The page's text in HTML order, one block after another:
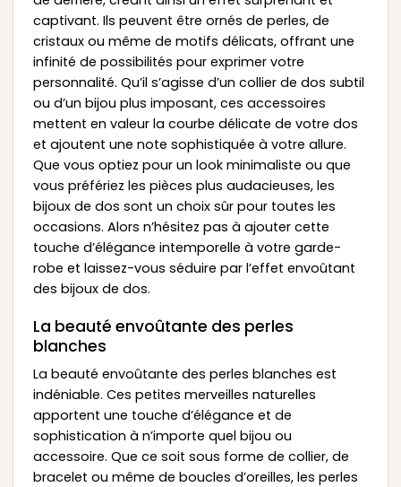
captivant. Ils peuvent être ornés de perles, de
cristaux ou même de motifs délicats, offrant une
infinité de possibilités pour exprimer votre
personnalité. Qu’il s’agisse d’un collier de dos subtil
ou d’un bijou plus imposant, ces accessoires
mettent en valeur la courbe délicate de votre dos
et ajoutent une note sophistiquée à votre allure.
Que vous optiez pour un look minimaliste ou que
vous préfériez les pièces plus audacieuses, les
bijoux de dos sont un choix sûr pour toutes les
occasions. Alors n’hésitez pas à ajouter cette
touche d’élégance intemporelle à votre garde-
robe et laissez-vous séduire par l’effet envoûtant
des bijoux de dos.
La beauté envoûtante des perles
blanches
La beauté envoûtante des perles blanches est
indéniable. Ces petites merveilles naturelles
apportent une touche d’élégance et de
sophistication à n’importe quel bijou ou
accessoire. Que ce soit sous forme de collier, de
bracelet ou même de boucles d’oreilles, les perles